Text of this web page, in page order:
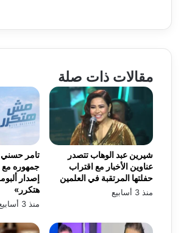
مقالات ذات صلة
تامر
جمهوره مع
إصدار
هتكرر»
منذ 3 أسابيع
شيرين عبد الوهاب تتصدر
عناوين الأخبار مع اقتراب
حفلتها المرتقبة في العلمين
منذ 3 أسابيع